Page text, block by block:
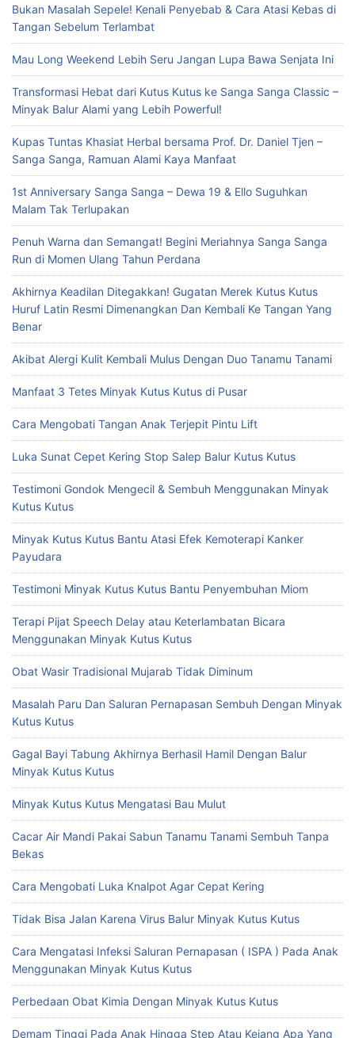
Bukan Masalah Sepele! Kenali Penyebab & Cara Atasi Kebas di
Tangan Sebelum Terlambat
Mau Long Weekend Lebih Seru Jangan Lupa Bawa Senjata Ini
Transformasi Hebat dari Kutus Kutus ke Sanga Sanga Classic –
Minyak Balur Alami yang Lebih Powerful!
Kupas Tuntas Khasiat Herbal bersama Prof. Dr. Daniel Tjen –
Sanga Sanga, Ramuan Alami Kaya Manfaat
1st Anniversary Sanga Sanga – Dewa 19 & Ello Suguhkan
Malam Tak Terlupakan
Penuh Warna dan Semangat! Begini Meriahnya Sanga Sanga
Run di Momen Ulang Tahun Perdana
Akhirnya Keadilan Ditegakkan! Gugatan Merek Kutus Kutus
Huruf Latin Resmi Dimenangkan Dan Kembali Ke Tangan Yang
Benar
Akibat Alergi Kulit Kembali Mulus Dengan Duo Tanamu Tanami
Manfaat 3 Tetes Minyak Kutus Kutus di Pusar
Cara Mengobati Tangan Anak Terjepit Pintu Lift
Luka Sunat Cepet Kering Stop Salep Balur Kutus Kutus
Testimoni Gondok Mengecil & Sembuh Menggunakan Minyak
Kutus Kutus
Minyak Kutus Kutus Bantu Atasi Efek Kemoterapi Kanker
Payudara
Testimoni Minyak Kutus Kutus Bantu Penyembuhan Miom
Terapi Pijat Speech Delay atau Keterlambatan Bicara
Menggunakan Minyak Kutus Kutus
Obat Wasir Tradisional Mujarab Tidak Diminum
Masalah Paru Dan Saluran Pernapasan Sembuh Dengan Minyak
Kutus Kutus
Gagal Bayi Tabung Akhirnya Berhasil Hamil Dengan Balur
Minyak Kutus Kutus
Minyak Kutus Kutus Mengatasi Bau Mulut
Cacar Air Mandi Pakai Sabun Tanamu Tanami Sembuh Tanpa
Bekas
Cara Mengobati Luka Knalpot Agar Cepat Kering
Tidak Bisa Jalan Karena Virus Balur Minyak Kutus Kutus
Cara Mengatasi Infeksi Saluran Pernapasan ( ISPA ) Pada Anak
Menggunakan Minyak Kutus Kutus
Perbedaan Obat Kimia Dengan Minyak Kutus Kutus
Demam Tinggi Pada Anak Hingga Step Atau Kejang Apa Yang